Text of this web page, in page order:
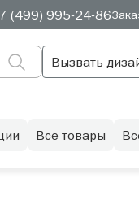
(499) 995-24-86
Вызвать
Все товары